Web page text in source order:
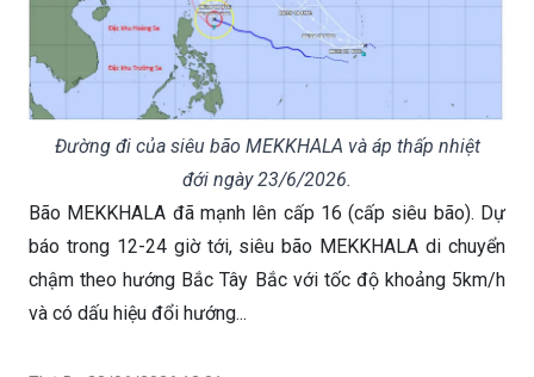
Đường đi của siêu bão MEKKHALA và áp thấp nhiệt
đới ngày 23/6/2026.
Bão MEKKHALA đã mạnh lên cấp 16 (cấp siêu bão). Dự
báo trong 12-24 giờ tới, siêu bão MEKKHALA di chuyển
chậm theo hướng Bắc Tây Bắc với tốc độ khoảng 5km/h
và có dấu hiệu đổi hướng...
Thứ Ba 23/06/2026 12:01